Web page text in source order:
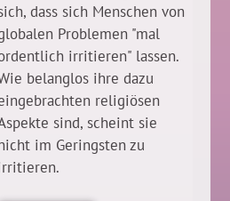
dass sich Menschen von
Problemen "mal
irritieren" lassen.
belanglos ihre dazu
religiösen
sind, scheint sie
im Geringsten zu